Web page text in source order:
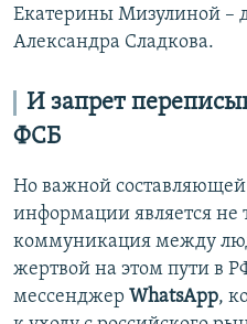
Екатерины Мизулиной –
Александра Сладкова.
И запрет
ФСБ
Но важной
информации является не
коммуникация между
жертвой на этом пути в
мессенджер WhatsApp,